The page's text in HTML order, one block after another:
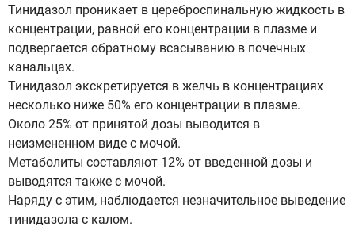
Тинидазол проникает в цереброспинальную жидкость в
концентрации, равной его концентрации в плазме и
подвергается обратному всасыванию в почечных
канальцах.
Тинидазол экскретируется в желчь в концентрациях
несколько ниже 50% его концентрации в плазме.
Около 25% от принятой дозы выводится в
неизмененном виде с мочой.
Метаболиты составляют 12% от введенной дозы и
выводятся также с мочой.
Наряду с этим, наблюдается незначительное выведение
тинидазола с калом.